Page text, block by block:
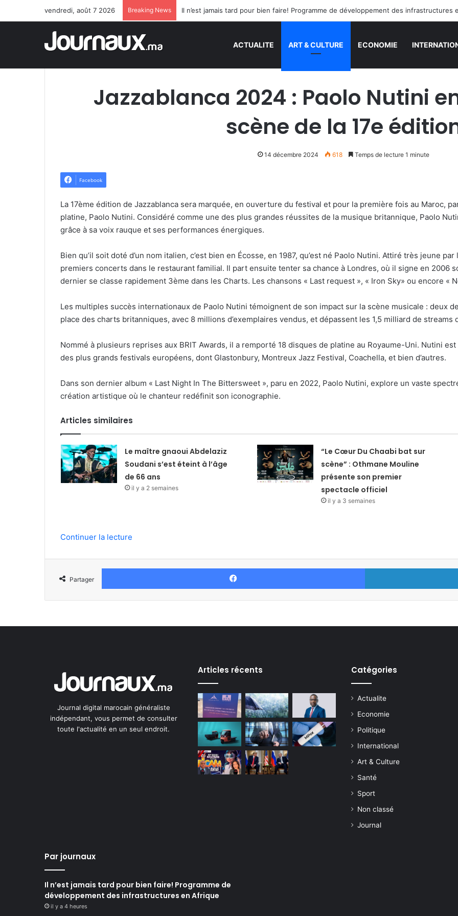
vendredi, août 7 2026 Breaking News Il n’est jamais tard pour bien faire! Programme de développement des infrastructures
ACTUALITE ART & CULTURE ECONOMIE
Jazzablanca 2024 : Paolo Nutini
scène de la 17e
14 décembre 2024 618 Temps de lecture 1 minute
Facebook
La 17ème édition de Jazzablanca sera marquée, en ouverture du festival et pour la première fois au Maroc,
platine, Paolo Nutini. Considéré comme une des plus grandes réussites de la musique britannique, Paolo
grâce à sa voix rauque et ses performances énergiques.
Bien qu’il soit doté d’un nom italien, c’est bien en Écosse, en 1987, qu’est né Paolo Nutini. Attiré très jeune
premiers concerts dans le restaurant familial. Il part ensuite tenter sa chance à Londres, où il signe en 2006
dernier se classe rapidement 3ème dans les Charts. Les chansons « Last request », « Iron Sky» ou encore «
Les multiples succès internationaux de Paolo Nutini témoignent de son impact sur la scène musicale : deux
place des charts britanniques, avec 8 millions d’exemplaires vendus, et dépassent les 1,5 milliard de streams
Nommé à plusieurs reprises aux BRIT Awards, il a remporté 18 disques de platine au Royaume-Uni. Nutini
des plus grands festivals européens, dont Glastonbury, Montreux Jazz Festival, Coachella, et bien d’autres.
Dans son dernier album « Last Night In The Bittersweet », paru en 2022, Paolo Nutini, explore un vaste
création artistique où le chanteur redéfinit son iconographie.
Articles similaires
Le maître gnaoui Abdelaziz
Soudani s’est éteint à l’âge
de 66 ans
il y a 2 semaines
“Le Cœur Du Chaabi bat sur
scène” : Othmane Mouline
présente son premier
spectacle officiel
il y a 3 semaines
Continuer la lecture
Partager
Facebook
Journal digital marocain généraliste
indépendant, vous permet de consulter
toute l'actualité en un seul endroit.
Articles récents Catégories
Actualite
Economie
Politique
International
Art & Culture
Santé
Sport
Non classé
Journal
Par journaux
Il n’est jamais tard pour bien faire! Programme de
développement des infrastructures en Afrique
il y a 4 heures